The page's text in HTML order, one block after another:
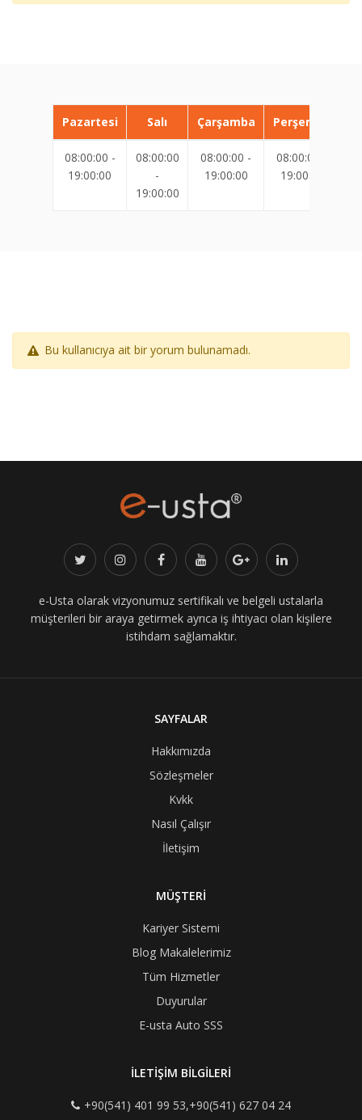
Pazartesi Salı Çarşamba Perşembe
08:00:00 -
19:00:00
08:00:00
-
19:00:00
08:00:00 -
19:00:00
08:00:00 -
19:00:00
Bu kullanıcıya ait bir yorum bulunamadı.
e-Usta olarak vizyonumuz sertifikalı ve belgeli ustalarla
müşterileri bir araya getirmek ayrıca iş ihtiyacı olan kişilere
istihdam sağlamaktır.
SAYFALAR
Hakkımızda
Sözleşmeler
Kvkk
Nasıl Çalışır
İletişim
MÜŞTERİ
Kariyer Sistemi
Blog Makalelerimiz
Tüm Hizmetler
Duyurular
E-usta Auto SSS
İLETİŞİM BİLGİLERİ
+90(541) 401 99 53,+90(541) 627 04 24